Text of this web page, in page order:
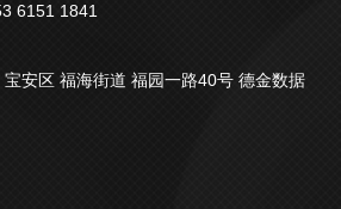
6151 1841
安区 福海街道 福园一路40号 德金数据